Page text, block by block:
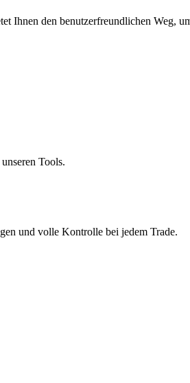
den benutzerfreundlichen Weg,
Tools.
und volle Kontrolle bei jedem Trade.